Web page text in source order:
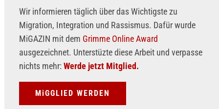
Wir informieren täglich über das Wichtigste zu
Migration, Integration und Rassismus. Dafür wurde
MiGAZIN mit dem Grimme Online Award
ausgezeichnet. Unterstüzte diese Arbeit und verpasse
nichts mehr: Werde jetzt Mitglied.
MiGGLIED WERDEN